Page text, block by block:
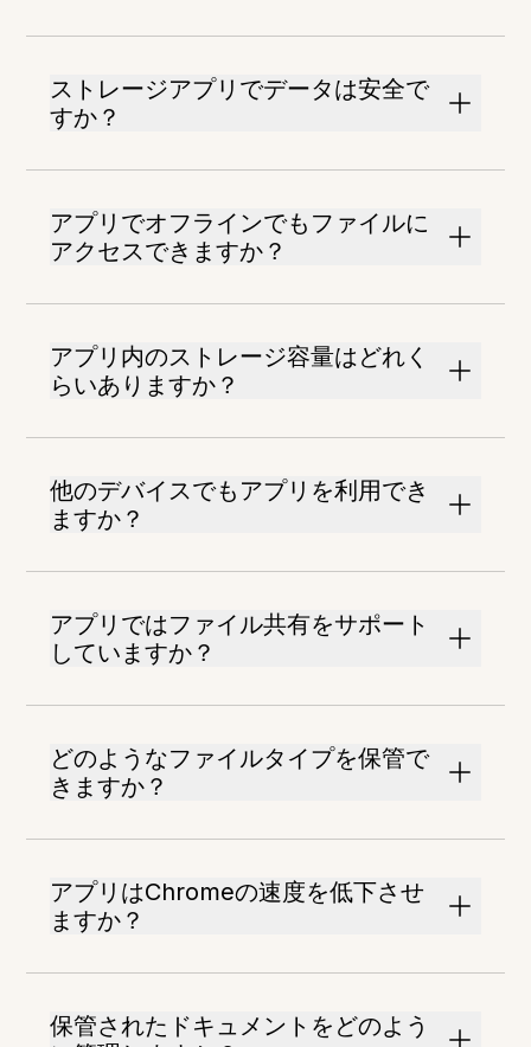
ストレージアプリでデータは安全で
すか？
アプリでオフラインでもファイルに
アクセスできますか？
アプリ内のストレージ容量はどれく
らいありますか？
他のデバイスでもアプリを利用でき
ますか？
アプリではファイル共有をサポート
していますか？
どのようなファイルタイプを保管で
きますか？
アプリはChromeの速度を低下させ
ますか？
保管されたドキュメントをどのよう